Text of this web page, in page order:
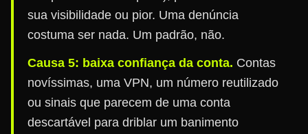
sua visibilidade ou pior. Uma denúncia
costuma ser nada. Um padrão, não.
Causa 5: baixa confiança da conta. Contas
novíssimas, uma VPN, um número reutilizado
ou sinais que parecem de uma conta
descartável para driblar um banimento